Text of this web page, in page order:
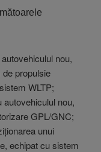
nou,
propulsie
WLTP;
nou,
GPL/GNC;
unui
echipat cu sistem